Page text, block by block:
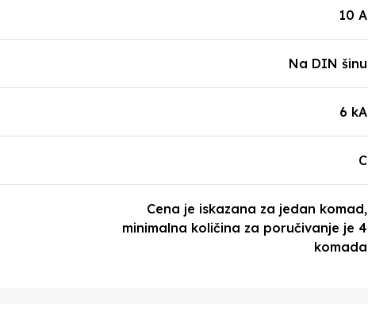
10 A
Na DIN šinu
6 kA
C
Cena je iskazana za jedan komad,
minimalna količina za poručivanje je 4
komada